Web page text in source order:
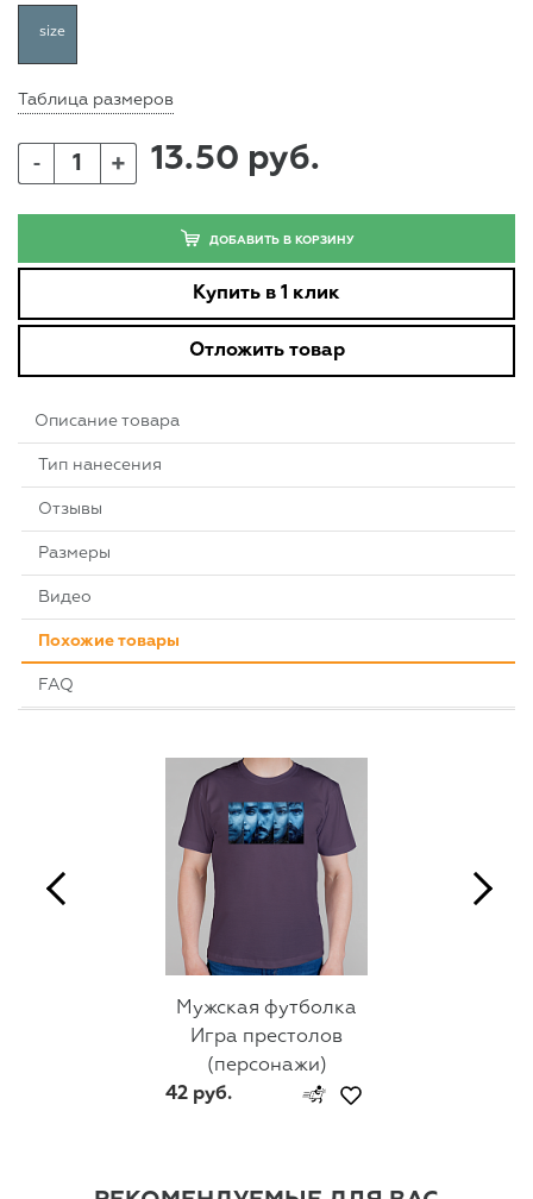
size
Таблица размеров
- + 13.50 руб.
ДОБАВИТЬ В КОРЗИНУ
Купить в 1 клик
Отложить товар
Описание товара
Тип нанесения
Отзывы
Размеры
Видео
Похожие товары
FAQ
Мужская футболка
Игра престолов
(персонажи)
42 руб.